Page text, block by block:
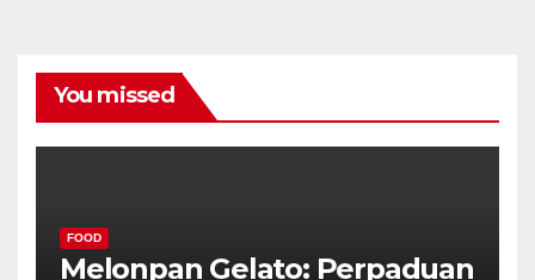
You missed
FOOD
Melonpan Gelato: Perpaduan